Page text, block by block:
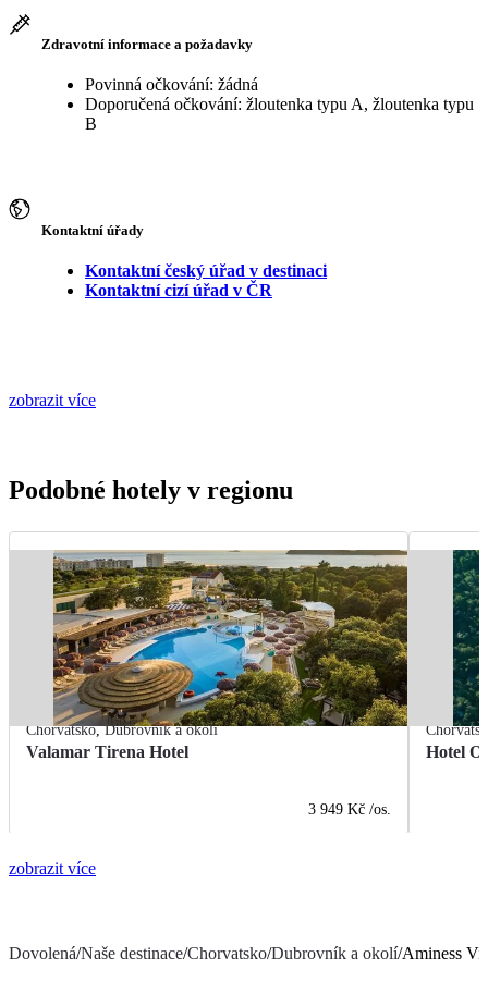
Zdravotní informace a požadavky
Povinná očkování: žádná
Doporučená očkování: žloutenka typu A, žloutenka typu
B
Kontaktní úřady
Kontaktní český úřad v destinaci
Kontaktní cizí úřad v ČR
zobrazit více
Podobné hotely v regionu
Chorvatsko,Dubrovník a okolí
Valamar Tirena Hotel
3 949 Kč /os.
Hotel
zobrazit více
Dovolená/Naše destinace/Chorvatsko/Dubrovník a okolí/Aminess